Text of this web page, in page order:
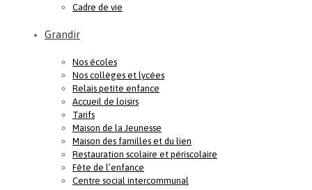
Cadre de vie
Grandir
Nos écoles
Nos collèges et lycées
Relais petite enfance
Accueil de loisirs
Tarifs
Maison de la Jeunesse
Maison des familles et du lien
Restauration scolaire et périscolaire
Fête de l’enfance
Centre social intercommunal